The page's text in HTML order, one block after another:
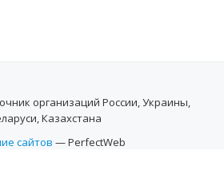
организаций России, Украины,
Казахстана
сайтов — PerfectWeb